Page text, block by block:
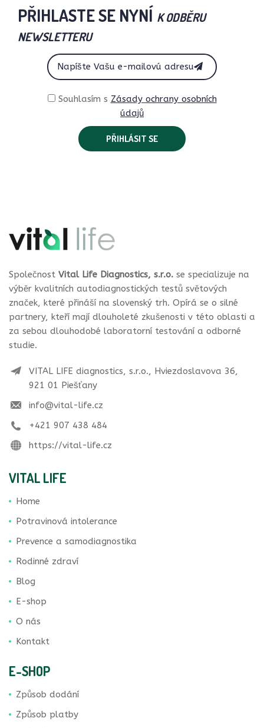
PŘIHLASTE SE NYNÍ K ODBĚRU
NEWSLETTERU
Souhlasím s Zásady ochrany osobních
údajů
Společnost Vital Life Diagnostics, s.r.o. se specializuje na
výběr kvalitních autodiagnostických testů světových
značek, které přináší na slovenský trh. Opírá se o silné
partnery, kteří mají dlouholeté zkušenosti v této oblasti a
za sebou dlouhodobé laboratorní testování a odborné
studie.
VITAL LIFE diagnostics, s.r.o., Hviezdoslavova 36,
921 01 Piešťany
info@vital-life.cz
+421 907 438 484
https://vital-life.cz
VITAL LIFE
Home
Potravinová intolerance
Prevence a samodiagnostika
Rodinné zdraví
Blog
E-shop
O nás
Kontakt
E-SHOP
Způsob dodání
Způsob platby